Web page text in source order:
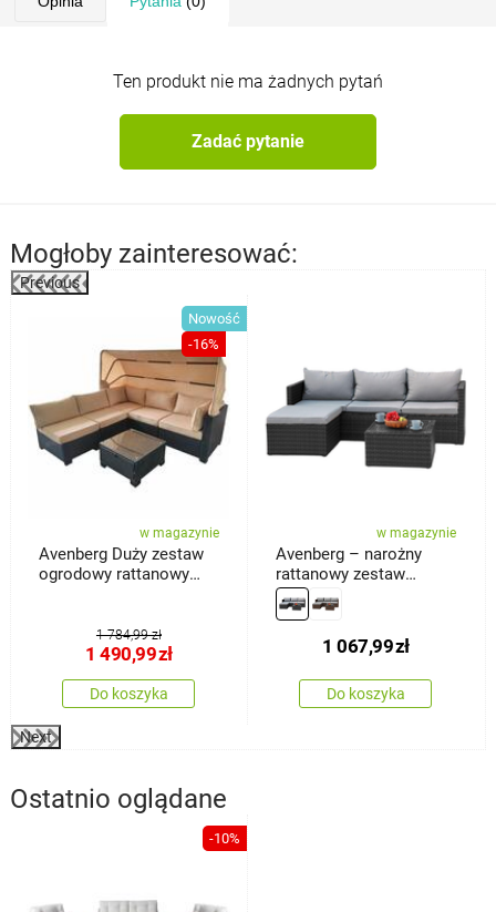
Ten produkt nie ma żadnych pytań
Zadać pytanie
Mogłoby zainteresować:
Previous
Nowość
-16%
w magazynie
Avenberg Duży zestaw
ogrodowy rattanowy
1 784,99 zł
1 490,99zł
Do koszyka
w magazynie
Avenberg – narożny
rattanowy zestaw
wypoczynkowy Calypso,
czarny/jasnoszary
1 067,99zł
Do koszyka
Next
Ostatnio oglądane
-10%